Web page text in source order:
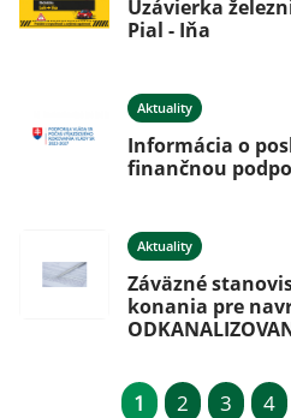
Uzávierka
Pial - Iňa
Aktuality
Informácia o
finančnou
Aktuality
Záväzné
konania pre
1 2 3 4